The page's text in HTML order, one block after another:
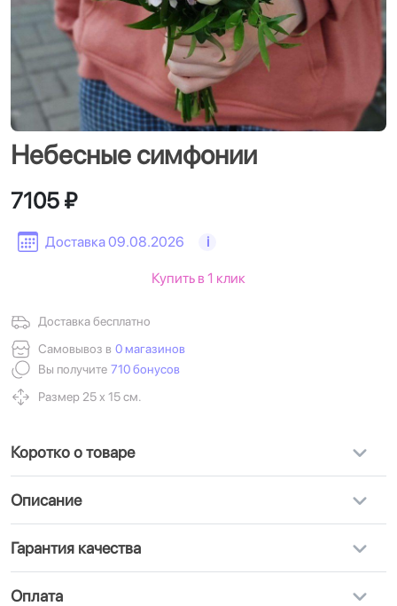
Небесные симфонии
Доставка 09.08.2026 i
7105 ₽
Доставка бесплатно
Самовывоз в 0 магазинов
Вы получите 710 бонусов
Размер 25 х 15 см.
Купить в 1 клик
Коротко о товаре
Описание
Гарантия качества
Оплата